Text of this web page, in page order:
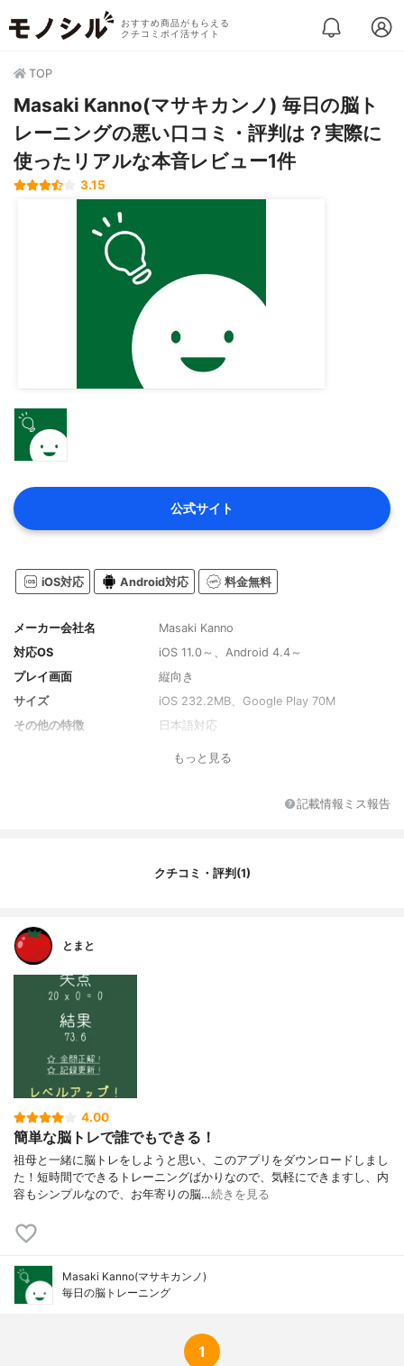
おすすめ商品がもらえる
クチコミポイ活サイト
TOP
Masaki Kanno(マサキカンノ) 毎日の脳ト
レーニングの悪い口コミ・評判は？実際に
使ったリアルな本音レビュー1件
3.15
公式サイト
iOS対応 Android対応 料金無料
メーカー会社名
Masaki Kanno
対応OS
iOS 11.0～、Android 4.4～
プレイ画面
縦向き
サイズ
iOS 232.2MB、Google Play 70M
その他の特徴
日本語対応
もっと見る
記載情報ミス報告
クチコミ・評判(1)
とまと
4.00
簡単な脳トレで誰でもできる！
祖母と一緒に脳トレをしようと思い、このアプリをダウンロードしまし
た！短時間でできるトレーニングばかりなので、気軽にできますし、内
容もシンプルなので、お年寄りの脳…続きを見る
Masaki Kanno(マサキカンノ)
毎日の脳トレーニング
1